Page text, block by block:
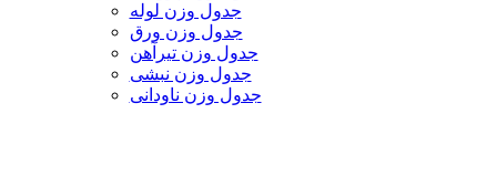
جدول وزن لوله
جدول وزن ورق
جدول وزن تیرآهن
جدول وزن نبشی
جدول وزن ناودانی